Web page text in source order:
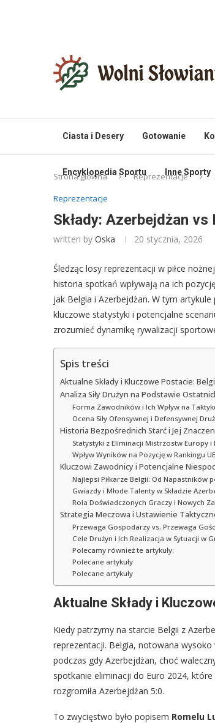
Ciasta i Desery Gotowanie
Encyklopedia Sportu Inne Sporty
Strona główna Reprezentacje
Reprezentacje
Składy: Azerbejdżan
written by Oska 20 stycznia, 2026
Śledząc losy reprezentacji w piłce
historia spotkań wpływają na ich
jak Belgia i Azerbejdżan. W tym
kluczowe statystyki i potencjalne
zrozumieć dynamikę rywalizacji
Spis treści
Aktualne Składy i Kluczowe Postacie:
Analiza Siły Drużyn na Podstawie
Forma Zawodników i Ich Wpływ na
Ocena Siły Ofensywnej i Defensywnej
Historia Bezpośrednich Starć i Jej
Statystyki z Eliminacji Mistrzostw Europy
Wpływ Wyników na Pozycję w Rankingu
Kluczowi Zawodnicy i Potencjalne
Najlepsi Piłkarze Belgii: Od Napastników
Gwiazdy i Młode Talenty w Składzie
Rola Doświadczonych Graczy i Nowych
Strategia Meczowa i Ustawienie
Przewaga Gospodarzy vs. Przewaga
Cele Drużyn i Ich Realizacja w Sytuacji w
Polecamy również te artykuły:
Polecane artykuły
Polecane artykuły
Aktualne Składy i
Kiedy patrzymy na starcie Belgii z
reprezentacji. Belgia, notowana
podczas gdy Azerbejdżan, choć
spotkanie eliminacji do Euro 2024,
rozgromiła Azerbejdżan 5:0.
To zwycięstwo było popisem Romelu